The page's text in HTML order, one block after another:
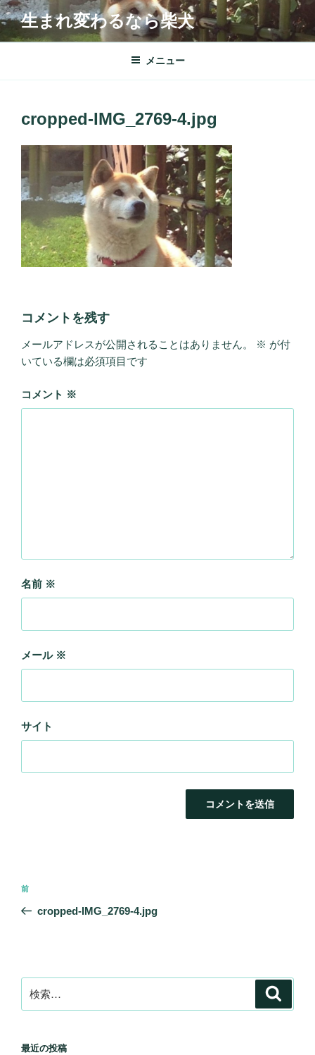
コ
ン
テ
生まれ変わるなら柴犬
メニュー
cropped-IMG_2769-4.jpg
コメントを残す
メールアドレスが公開されることはありません。 ※ が付
いている欄は必須項目です
コメント ※
名前 ※
メール ※
サイト
投
ー
シ
前
の
前
cropped-IMG_2769-4.jpg
索:
最近の投稿